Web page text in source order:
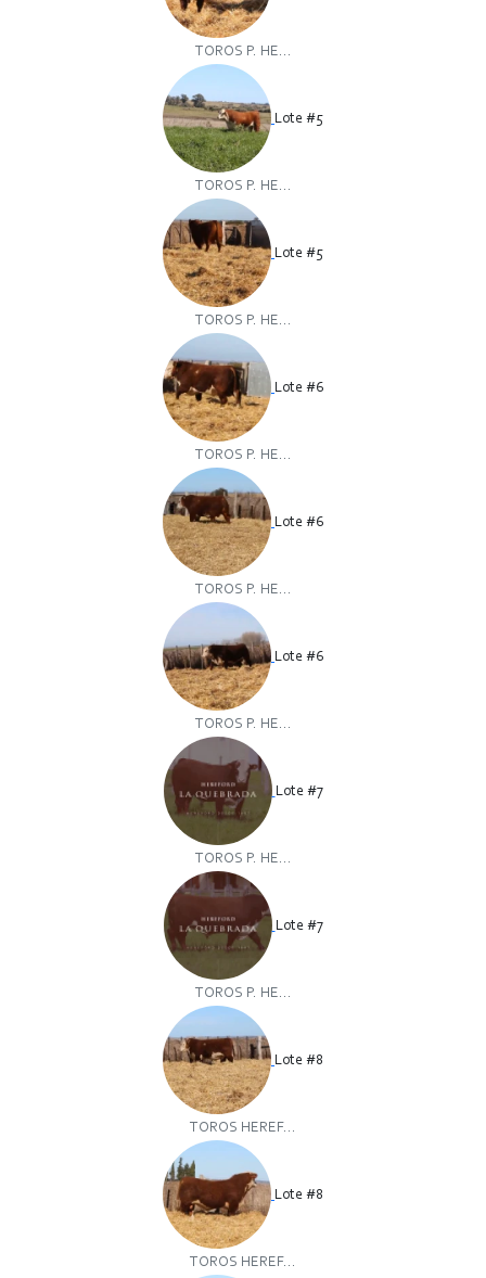
TOROS P. HE...
Lote #5
TOROS P. HE...
Lote #5
TOROS P. HE...
Lote #6
TOROS P. HE...
Lote #6
TOROS P. HE...
Lote #6
TOROS P. HE...
Lote #7
TOROS P. HE...
Lote #7
TOROS P. HE...
Lote #8
TOROS HEREF...
Lote #8
TOROS HEREF...